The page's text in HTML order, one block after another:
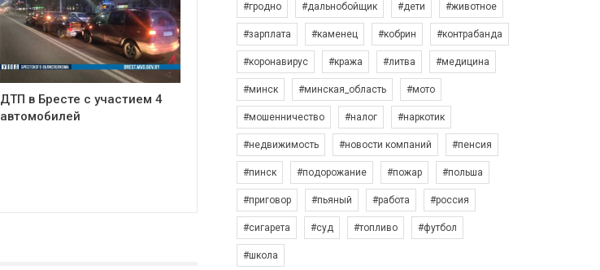
ДТП в Бресте с участием 4
автомобилей
#гродно #дальнобойщик #дети #животное
#зарплата #каменец #кобрин #контрабанда
#коронавирус #кража #литва #медицина
#минск #минская_область #мото
#мошенничество #налог #наркотик
#недвижимость #новости компаний #пенсия
#пинск #подорожание #пожар #польша
#приговор #пьяный #работа #россия
#сигарета #суд #топливо #футбол
#школа